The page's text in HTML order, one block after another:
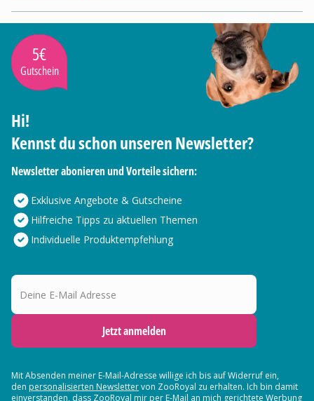
5€
Gutschein
Hi!
Kennst du schon unseren Newsletter?
Newsletter abonieren und Vorteile sichern:
Exklusive Angebote & Gutscheine
Hilfreiche Tipps zu aktuellen Themen
Individuelle Produktempfehlung
Deine E-Mail Adresse
Jetzt anmelden
Mit Absenden meiner E-Mail-Adresse willige ich bis auf Widerruf ein,
den personalisierten Newslettervon ZooRoyal zu erhalten. Ich bin damit
einverstanden, dass ZooRoyal mir per E-Mail an mich gerichtete Werbung